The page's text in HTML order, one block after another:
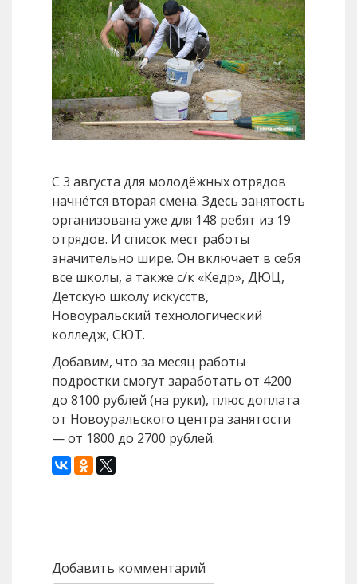
С 3 августа для молодёжных отрядов
начнётся вторая смена. Здесь занятость
организована уже для 148 ребят из 19
отрядов. И список мест работы
значительно шире. Он включает в себя
все школы, а также с/к «Кедр», ДЮЦ,
Детскую школу искусств,
Новоуральский технологический
колледж, СЮТ.
Добавим, что за месяц работы
подростки смогут заработать от 4200
до 8100 рублей (на руки), плюс доплата
от Новоуральского центра занятости
— от 1800 до 2700 рублей.
Добавить комментарий